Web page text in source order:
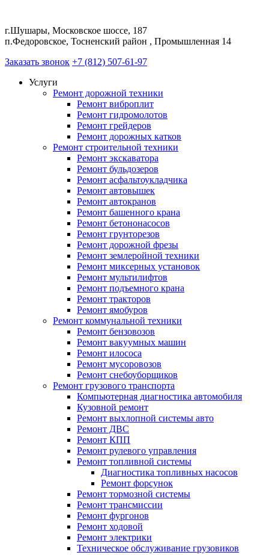
г.Шушары, Московское шоссе, 187
п.Федоровское, Тосненский район , Промышленная 14
Заказать звонок +7 (812) 507-61-97
Услуги
Ремонт дорожной техники
Ремонт виброплит
Ремонт гидромолотов
Ремонт грейдеров
Ремонт дорожных катков
Ремонт строительной техники
Ремонт экскаватора
Ремонт бульдозеров
Ремонт асфальтоукладчика
Ремонт автовышек
Ремонт автокранов
Ремонт башенного крана
Ремонт бетононасосов
Ремонт грунторезов
Ремонт дорожной фрезы
Ремонт землеройной техники
Ремонт миксерных установок
Ремонт мультилифтов
Ремонт подъемного крана
Ремонт тракторов
Ремонт ямобуров
Ремонт коммунальной техники
Ремонт бензовозов
Ремонт вакуумных машин
Ремонт илососа
Ремонт мусоровозов
Ремонт снебоуборщиков
Ремонт грузового транспорта
Компьютерная диагностика автомобиля
Кузовной ремонт
Ремонт выхлопной системы авто
Ремонт ДВС
Ремонт КПП
Ремонт рулевого управления
Ремонт топливной системы
Диагностика топливных насосов
Ремонт форсунок
Ремонт тормозной системы
Ремонт трансмиссии
Ремонт фургонов
Ремонт ходовой
Ремонт электрики
Техническое обслуживание грузовиков